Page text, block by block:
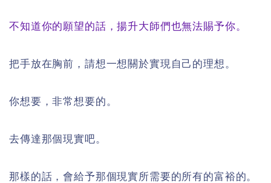
不知道你的願望的話，揚升大師們也無法賜予你。
把手放在胸前，請想一想關於實現自己的理想。
你想要，非常想要的。
去傳達那個現實吧。
那樣的話，會給予那個現實所需要的所有的富裕的。